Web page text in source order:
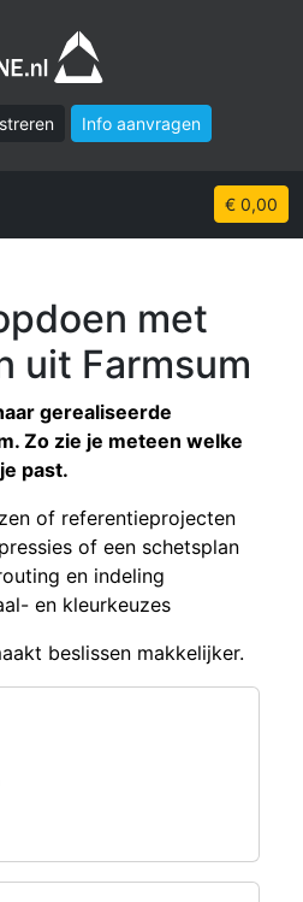
Info aanvragen
€ 0,00
met
uit Farmsum
gerealiseerde
Zo zie je meteen welke
past.
of referentieprojecten
of een schetsplan
en indeling
en kleurkeuzes
beslissen makkelijker.